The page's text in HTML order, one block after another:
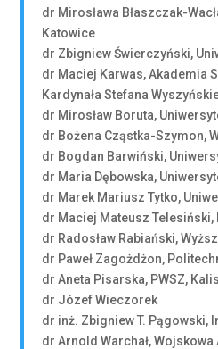
dr Mirosława Błaszczak-
Katowice
dr Zbigniew Świerczyński,
dr Maciej Karwas, Akademia
Kardynała Stefana
dr Mirosław Boruta,
dr Bożena Cząstka-Szymon,
dr Bogdan Barwiński,
dr Maria Dębowska,
dr Marek Mariusz Tytko,
dr Maciej Mateusz Telesiński,
dr Radosław Rabiański,
dr Paweł Zagożdżon,
dr Aneta Pisarska, PWSZ,
dr Józef Wieczorek
dr inż. Zbigniew T. Pągowski,
dr Arnold Warchał,